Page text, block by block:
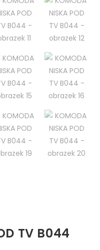
TV B044